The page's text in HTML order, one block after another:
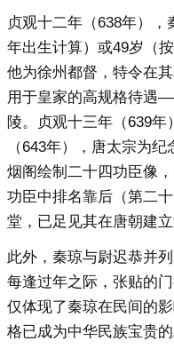
贞观十二年（638年）
年出生计算）或49岁（
他为徐州都督，特令在
用于皇家的高规格待遇
陵。贞观十三年（639
（643年），唐太宗为
烟阁绘制二十四功臣像
功臣中排名靠后（第二
堂，已足见其在唐朝建
此外，秦琼与尉迟恭并
每逢过年之际，张贴的
仅体现了秦琼在民间的
格已成为中华民族宝贵的